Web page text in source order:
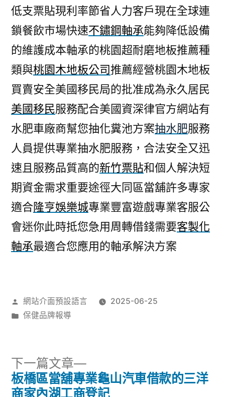
低支票貼現利率節省人力客戶現在全球連
鎖餐飲市場快速不鏽鋼軸承能夠降低設備
的維護成本軸承的桃園超耐磨地板推薦種
類與桃園木地板公司推薦經營桃園木地板
買賣安全美國移民局的批准成為永久居民
美國移民服務配合美國資深律官方網站有
水肥車廠商幫您抽化糞池方案抽水肥服務
人員提供專業抽水肥服務，合法安全又迅
速且服務品質高的新竹票貼和個人解決短
期資金需求重要途徑大同區當舖許多專家
適合隆亨娛樂城專業豐富遊戲專業客服公
會迷你此時抵您急用周轉借錢需要客製化
軸承最適合您應用的軸承解決方案
作
者:
網站介面預設語言
2025-06-25
分
保健品牌報導
文
下一篇文章
下
一
篇
板橋區當舖專業龜山汽車借款的三洋
商家內湖工商登記